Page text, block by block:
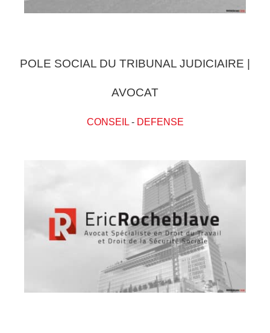
POLE SOCIAL DU TRIBUNAL JUDICIAIRE |
AVOCAT
CONSEIL- DEFENSE